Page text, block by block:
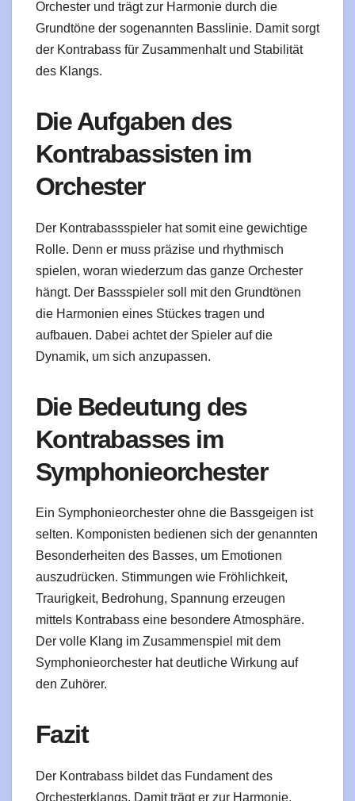
Orchester und trägt zur Harmonie durch die
Grundtöne der sogenannten Basslinie. Damit sorgt
der Kontrabass für Zusammenhalt und Stabilität
des Klangs.
Die Aufgaben des
Kontrabassisten im
Orchester
Der Kontrabassspieler hat somit eine gewichtige
Rolle. Denn er muss präzise und rhythmisch
spielen, woran wiederzum das ganze Orchester
hängt. Der Bassspieler soll mit den Grundtönen
die Harmonien eines Stückes tragen und
aufbauen. Dabei achtet der Spieler auf die
Dynamik, um sich anzupassen.
Die Bedeutung des
Kontrabasses im
Symphonieorchester
Ein Symphonieorchester ohne die Bassgeigen ist
selten. Komponisten bedienen sich der genannten
Besonderheiten des Basses, um Emotionen
auszudrücken. Stimmungen wie Fröhlichkeit,
Traurigkeit, Bedrohung, Spannung erzeugen
mittels Kontrabass eine besondere Atmosphäre.
Der volle Klang im Zusammenspiel mit dem
Symphonieorchester hat deutliche Wirkung auf
den Zuhörer.
Fazit
Der Kontrabass bildet das Fundament des
Orchesterklangs. Damit trägt er zur Harmonie,